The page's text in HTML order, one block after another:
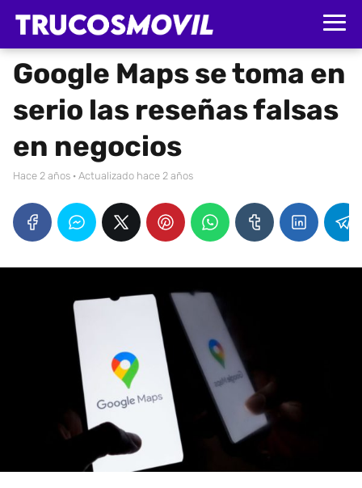
Google Maps se toma en
serio las reseñas falsas
en negocios
hace 2 años · Actualizado hace 2 años